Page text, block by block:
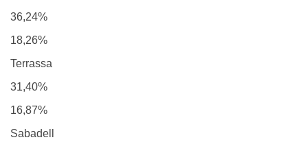
36,24%
18,26%
Terrassa
31,40%
16,87%
Sabadell